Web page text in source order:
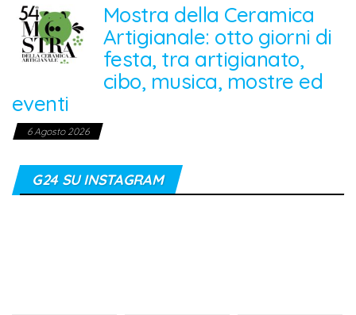
Mostra della Ceramica
Artigianale: otto giorni di
festa, tra artigianato,
cibo, musica, mostre ed
eventi
6 Agosto 2026
G24 SU INSTAGRAM